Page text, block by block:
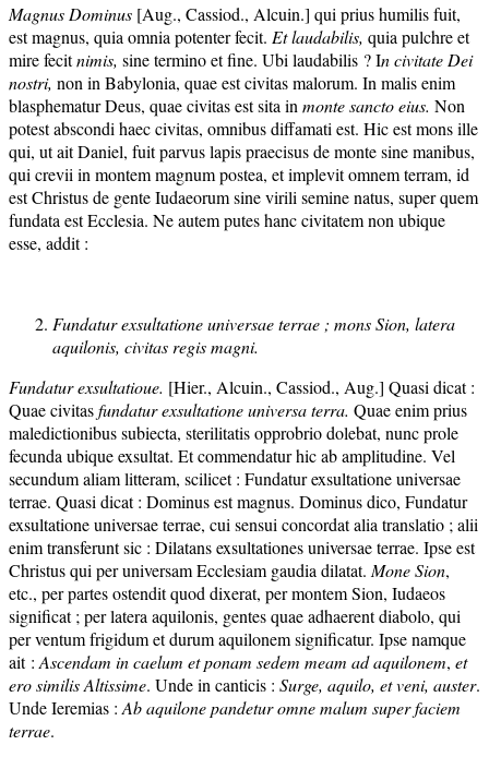
Magnus Dominus [Aug., Cassiod., Alcuin.] qui prius humilis fuit,
est magnus, quia omnia potenter fecit. Et laudabilis, quia pulchre et
mire fecitnimis, sine termino et fine. Ubi laudabilis ? In civitate Dei
nostri, non in Babylonia, quae est civitas malorum. In malis enim
blasphematur Deus, quae civitas est sita in monte sancto eius. Non
potest abscondi haec civitas, omnibus diffamati est. Hic est mons ille
qui, ut ait Daniel, fuit parvus lapis praecisus de monte sine manibus,
qui crevii in montem magnum postea, et implevit omnem terram, id
est Christus de gente Iudaeorum sine virili semine natus, super quem
fundata est Ecclesia. Ne autem putes hanc civitatem non ubique
esse, addit :
Fundatur exsultatione universaeterrae ; mons Sion, latera
aquilonis, civitas regis magni.
Fundatur exsultatioue. [Hier., Alcuin., Cassiod., Aug.] Quasi dicat :
Quae civitasfundatur exsultatione universa terra. Quae enim prius
maledictionibus subiecta, sterilitatis opprobrio dolebat, nunc prole
fecunda ubique exsultat. Et commendatur hic ab amplitudine. Vel
secundum aliam litteram, scilicet : Fundatur exsultatione universae
terrae. Quasi dicat : Dominus est magnus. Dominus dico, Fundatur
exsultatione universae terrae, cui sensui concordat alia translatio ; alii
enim transferunt sic : Dilatans exsultationes universae terrae. Ipse est
Christus qui per universam Ecclesiam gaudia dilatat. Mone Sion,
etc., per partes ostendit quod dixerat, per montem Sion, Iudaeos
significat ; per latera aquilonis, gentes quae adhaerent diabolo, qui
per ventum frigidum et durum aquilonem significatur. Ipse namque
ait : Ascendam in caelum et ponam sedem meam ad aquilonem, et
ero similis Altissime. Unde in canticis : Surge, aquilo, etveni, auster.
Unde Ieremias : Ab aquilone pandetur omne malum super faciem
terrae.